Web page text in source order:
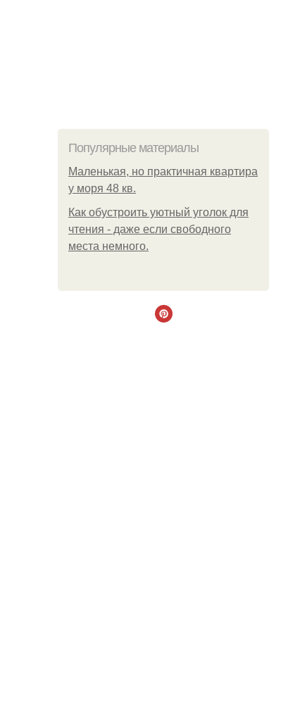
Популярные материалы
Маленькая, но практичная квартира
у моря 48 кв.
Как обустроить уютный уголок для
чтения - даже если свободного
места немного.